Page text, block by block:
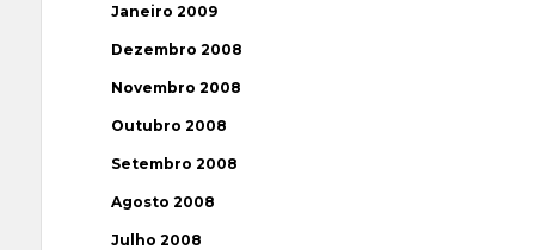
Janeiro 2009
Dezembro 2008
Novembro 2008
Outubro 2008
Setembro 2008
Agosto 2008
Julho 2008